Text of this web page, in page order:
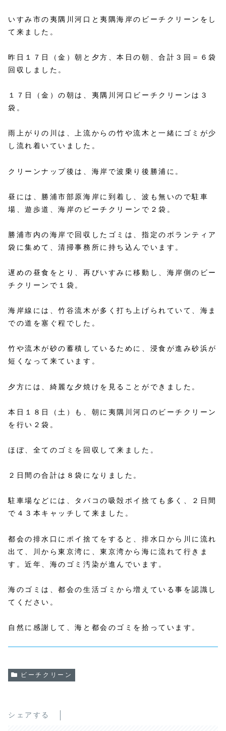
いすみ市の夷隅川河口と夷隅海岸のビーチクリーンをし
て来ました。
昨日１７日（金）朝と夕方、本日の朝、合計３回＝６袋
回収しました。
１７日（金）の朝は、夷隅川河口ビーチクリーンは３
袋。
雨上がりの川は、上流からの竹や流木と一緒にゴミが少
し流れ着いていました。
クリーンナップ後は、海岸で波乗り後勝浦に。
昼には、勝浦市部原海岸に到着し、波も無いので駐車
場、遊歩道、海岸のビーチクリーンで２袋。
勝浦市内の海岸で回収したゴミは、指定のボランティア
袋に集めて、清掃事務所に持ち込んでいます。
遅めの昼食をとり、再びいすみに移動し、海岸側のビー
チクリーンで１袋。
海岸線には、竹谷流木が多く打ち上げられていて、海ま
での道を塞ぐ程でした。
竹や流木が砂の蓄積しているために、浸食が進み砂浜が
短くなって来ています。
夕方には、綺麗な夕焼けを見ることができました。
本日１８日（土）も、朝に夷隅川河口のビーチクリーン
を行い２袋。
ほぼ、全てのゴミを回収して来ました。
２日間の合計は８袋になりました。
駐車場などには、タバコの吸殻ポイ捨ても多く、２日間
で４３本キャッチして来ました。
都会の排水口にポイ捨てをすると、排水口から川に流れ
出て、川から東京湾に、東京湾から海に流れて行きま
す。近年、海のゴミ汚染が進んでいます。
海のゴミは、都会の生活ゴミから増えている事を認識し
てください。
自然に感謝して、海と都会のゴミを拾っています。
ビーチクリーン
シェアする